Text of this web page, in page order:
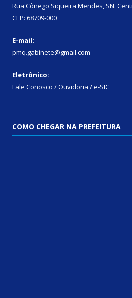
Rua Cônego Siqueira Mendes, SN.
CEP: 68709-000
E-mail:
pmq.gabinete@gmail.com
Eletrônico:
Fale Conosco / Ouvidoria / e-SIC
COMO CHEGAR NA PREFEITURA